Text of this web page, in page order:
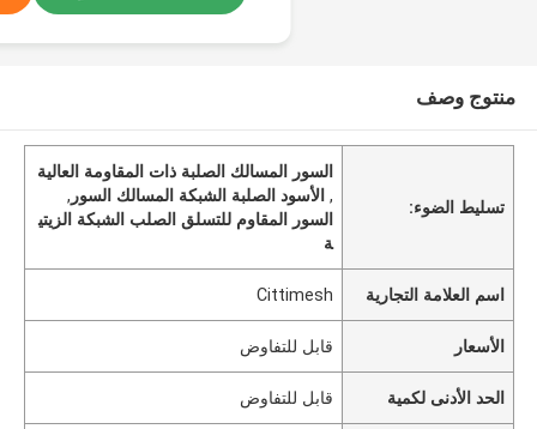
منتوج وصف
تسليط الضوء:
السور المسالك الصلبة ذات المقاومة العالية
,الأسود الصلبة الشبكة المسالك السور ,
السور المقاوم للتسلق الصلب الشبكة الزيتي
ة
اسم العلامة التجارية Cittimesh
الأسعار قابل للتفاوض
الحد الأدنى لكمية قابل للتفاوض